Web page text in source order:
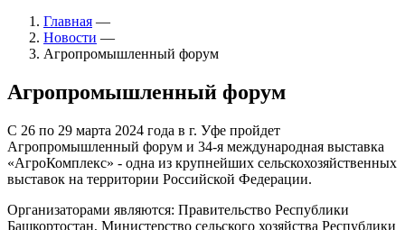
Главная —
Новости —
Агропромышленный форум
Агропромышленный форум
С 26 по 29 марта 2024 года в г. Уфе пройдет
Агропромышленный форум и 34-я международная выставка
«АгроКомплекс» - одна из крупнейших сельскохозяйственных
выставок на территории Российской Федерации.
Организаторами являются: Правительство Республики
Башкортостан, Министерство сельского хозяйства Республики